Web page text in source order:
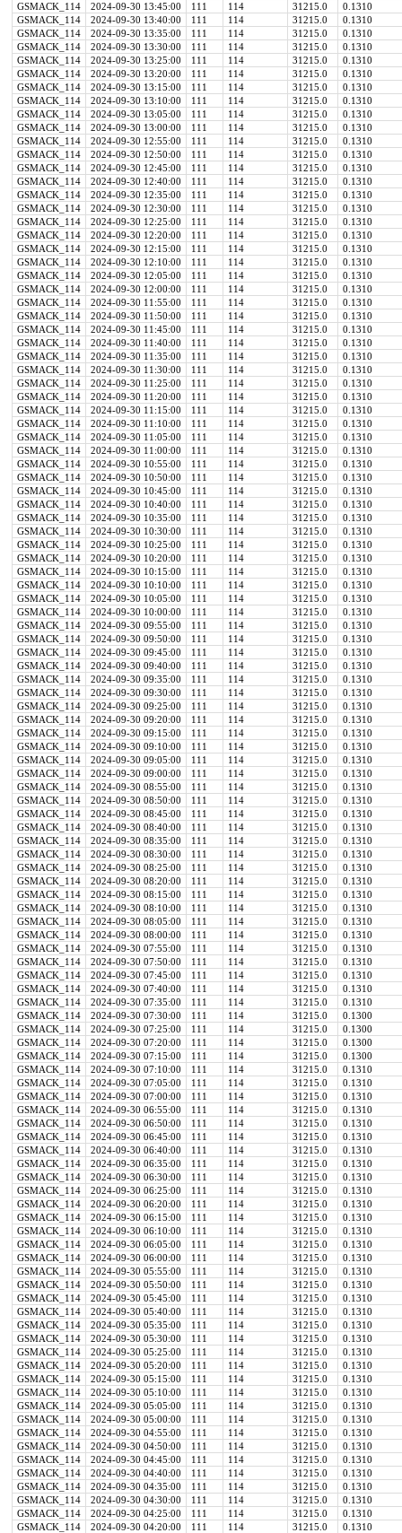
GSMACK_114
2024-09-30 13:45:00 111 114 31215.0
0.1310
GSMACK_114
2024-09-30 13:40:00 111 114 31215.0
0.1310
GSMACK_114
2024-09-30 13:35:00 111 114 31215.0
0.1310
GSMACK_114
2024-09-30 13:30:00 111 114 31215.0
0.1310
GSMACK_114
2024-09-30 13:25:00 111 114 31215.0
0.1310
GSMACK_114
2024-09-30 13:20:00 111 114 31215.0
0.1310
GSMACK_114
2024-09-30 13:15:00 111 114 31215.0
0.1310
GSMACK_114
2024-09-30 13:10:00 111 114 31215.0
0.1310
GSMACK_114
2024-09-30 13:05:00 111 114 31215.0
0.1310
GSMACK_114
2024-09-30 13:00:00 111 114 31215.0
0.1310
GSMACK_114
2024-09-30 12:55:00 111 114 31215.0
0.1310
GSMACK_114
2024-09-30 12:50:00 111 114 31215.0
0.1310
GSMACK_114
2024-09-30 12:45:00 111 114 31215.0
0.1310
GSMACK_114
2024-09-30 12:40:00 111 114 31215.0
0.1310
GSMACK_114
2024-09-30 12:35:00 111 114 31215.0
0.1310
GSMACK_114
2024-09-30 12:30:00 111 114 31215.0
0.1310
GSMACK_114
2024-09-30 12:25:00 111 114 31215.0
0.1310
GSMACK_114
2024-09-30 12:20:00 111 114 31215.0
0.1310
GSMACK_114
2024-09-30 12:15:00 111 114 31215.0
0.1310
GSMACK_114
2024-09-30 12:10:00 111 114 31215.0
0.1310
GSMACK_114
2024-09-30 12:05:00 111 114 31215.0
0.1310
GSMACK_114
2024-09-30 12:00:00 111 114 31215.0
0.1310
GSMACK_114
2024-09-30 11:55:00 111 114 31215.0
0.1310
GSMACK_114
2024-09-30 11:50:00 111 114 31215.0
0.1310
GSMACK_114
2024-09-30 11:45:00 111 114 31215.0
0.1310
GSMACK_114
2024-09-30 11:40:00 111 114 31215.0
0.1310
GSMACK_114
2024-09-30 11:35:00 111 114 31215.0
0.1310
GSMACK_114
2024-09-30 11:30:00 111 114 31215.0
0.1310
GSMACK_114
2024-09-30 11:25:00 111 114 31215.0
0.1310
GSMACK_114
2024-09-30 11:20:00 111 114 31215.0
0.1310
GSMACK_114
2024-09-30 11:15:00 111 114 31215.0
0.1310
GSMACK_114
2024-09-30 11:10:00 111 114 31215.0
0.1310
GSMACK_114
2024-09-30 11:05:00 111 114 31215.0
0.1310
GSMACK_114
2024-09-30 11:00:00 111 114 31215.0
0.1310
GSMACK_114
2024-09-30 10:55:00 111 114 31215.0
0.1310
GSMACK_114
2024-09-30 10:50:00 111 114 31215.0
0.1310
GSMACK_114
2024-09-30 10:45:00 111 114 31215.0
0.1310
GSMACK_114
2024-09-30 10:40:00 111 114 31215.0
0.1310
GSMACK_114
2024-09-30 10:35:00 111 114 31215.0
0.1310
GSMACK_114
2024-09-30 10:30:00 111 114 31215.0
0.1310
GSMACK_114
2024-09-30 10:25:00 111 114 31215.0
0.1310
GSMACK_114
2024-09-30 10:20:00 111 114 31215.0
0.1310
GSMACK_114
2024-09-30 10:15:00 111 114 31215.0
0.1310
GSMACK_114
2024-09-30 10:10:00 111 114 31215.0
0.1310
GSMACK_114
2024-09-30 10:05:00 111 114 31215.0
0.1310
GSMACK_114
2024-09-30 10:00:00 111 114 31215.0
0.1310
GSMACK_114
2024-09-30 09:55:00 111 114 31215.0
0.1310
GSMACK_114
2024-09-30 09:50:00 111 114 31215.0
0.1310
GSMACK_114
2024-09-30 09:45:00 111 114 31215.0
0.1310
GSMACK_114
2024-09-30 09:40:00 111 114 31215.0
0.1310
GSMACK_114
2024-09-30 09:35:00 111 114 31215.0
0.1310
GSMACK_114
2024-09-30 09:30:00 111 114 31215.0
0.1310
GSMACK_114
2024-09-30 09:25:00 111 114 31215.0
0.1310
GSMACK_114
2024-09-30 09:20:00 111 114 31215.0
0.1310
GSMACK_114
2024-09-30 09:15:00 111 114 31215.0
0.1310
GSMACK_114
2024-09-30 09:10:00 111 114 31215.0
0.1310
GSMACK_114
2024-09-30 09:05:00 111 114 31215.0
0.1310
GSMACK_114
2024-09-30 09:00:00 111 114 31215.0
0.1310
GSMACK_114
2024-09-30 08:55:00 111 114 31215.0
0.1310
GSMACK_114
2024-09-30 08:50:00 111 114 31215.0
0.1310
GSMACK_114
2024-09-30 08:45:00 111 114 31215.0
0.1310
GSMACK_114
2024-09-30 08:40:00 111 114 31215.0
0.1310
GSMACK_114
2024-09-30 08:35:00 111 114 31215.0
0.1310
GSMACK_114
2024-09-30 08:30:00 111 114 31215.0
0.1310
GSMACK_114
2024-09-30 08:25:00 111 114 31215.0
0.1310
GSMACK_114
2024-09-30 08:20:00 111 114 31215.0
0.1310
GSMACK_114
2024-09-30 08:15:00 111 114 31215.0
0.1310
GSMACK_114
2024-09-30 08:10:00 111 114 31215.0
0.1310
GSMACK_114
2024-09-30 08:05:00 111 114 31215.0
0.1310
GSMACK_114
2024-09-30 08:00:00 111 114 31215.0
0.1310
GSMACK_114
2024-09-30 07:55:00 111 114 31215.0
0.1310
GSMACK_114
2024-09-30 07:50:00 111 114 31215.0
0.1310
GSMACK_114
2024-09-30 07:45:00 111 114 31215.0
0.1310
GSMACK_114
2024-09-30 07:40:00 111 114 31215.0
0.1310
GSMACK_114
2024-09-30 07:35:00 111 114 31215.0
0.1310
GSMACK_114
2024-09-30 07:30:00 111 114 31215.0
0.1300
GSMACK_114
2024-09-30 07:25:00 111 114 31215.0
0.1300
GSMACK_114
2024-09-30 07:20:00 111 114 31215.0
0.1300
GSMACK_114
2024-09-30 07:15:00 111 114 31215.0
0.1300
GSMACK_114
2024-09-30 07:10:00 111 114 31215.0
0.1310
GSMACK_114
2024-09-30 07:05:00 111 114 31215.0
0.1310
GSMACK_114
2024-09-30 07:00:00 111 114 31215.0
0.1310
GSMACK_114
2024-09-30 06:55:00 111 114 31215.0
0.1310
GSMACK_114
2024-09-30 06:50:00 111 114 31215.0
0.1310
GSMACK_114
2024-09-30 06:45:00 111 114 31215.0
0.1310
GSMACK_114
2024-09-30 06:40:00 111 114 31215.0
0.1310
GSMACK_114
2024-09-30 06:35:00 111 114 31215.0
0.1310
GSMACK_114
2024-09-30 06:30:00 111 114 31215.0
0.1310
GSMACK_114
2024-09-30 06:25:00 111 114 31215.0
0.1310
GSMACK_114
2024-09-30 06:20:00 111 114 31215.0
0.1310
GSMACK_114
2024-09-30 06:15:00 111 114 31215.0
0.1310
GSMACK_114
2024-09-30 06:10:00 111 114 31215.0
0.1310
GSMACK_114
2024-09-30 06:05:00 111 114 31215.0
0.1310
GSMACK_114
2024-09-30 06:00:00 111 114 31215.0
0.1310
GSMACK_114
2024-09-30 05:55:00 111 114 31215.0
0.1310
GSMACK_114
2024-09-30 05:50:00 111 114 31215.0
0.1310
GSMACK_114
2024-09-30 05:45:00 111 114 31215.0
0.1310
GSMACK_114
2024-09-30 05:40:00 111 114 31215.0
0.1310
GSMACK_114
2024-09-30 05:35:00 111 114 31215.0
0.1310
GSMACK_114
2024-09-30 05:30:00 111 114 31215.0
0.1310
GSMACK_114
2024-09-30 05:25:00 111 114 31215.0
0.1310
GSMACK_114
2024-09-30 05:20:00 111 114 31215.0
0.1310
GSMACK_114
2024-09-30 05:15:00 111 114 31215.0
0.1310
GSMACK_114
2024-09-30 05:10:00 111 114 31215.0
0.1310
GSMACK_114
2024-09-30 05:05:00 111 114 31215.0
0.1310
GSMACK_114
2024-09-30 05:00:00 111 114 31215.0
0.1310
GSMACK_114
2024-09-30 04:55:00 111 114 31215.0
0.1310
GSMACK_114
2024-09-30 04:50:00 111 114 31215.0
0.1310
GSMACK_114
2024-09-30 04:45:00 111 114 31215.0
0.1310
GSMACK_114
2024-09-30 04:40:00 111 114 31215.0
0.1310
GSMACK_114
2024-09-30 04:35:00 111 114 31215.0
0.1310
GSMACK_114
2024-09-30 04:30:00 111 114 31215.0
0.1310
GSMACK_114
2024-09-30 04:25:00 111 114 31215.0
0.1310
GSMACK_114
2024-09-30 04:20:00 111 114 31215.0 0.1310